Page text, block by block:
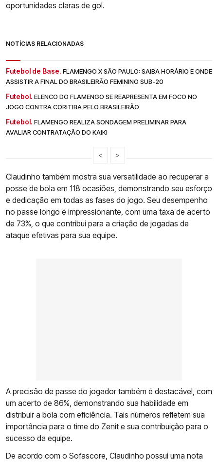
oportunidades claras de gol.
NOTÍCIAS RELACIONADAS
Futebol de Base. FLAMENGO X SÃO PAULO: SAIBA HORÁRIO E ONDE
ASSISTIR A FINAL DO BRASILEIRÃO FEMININO SUB-20
Futebol. ELENCO DO FLAMENGO SE REAPRESENTA EM FOCO NO
JOGO CONTRA CORITIBA PELO BRASILEIRÃO
Futebol. FLAMENGO REALIZA SONDAGEM PRELIMINAR PARA
AVALIAR CONTRATAÇÃO DO KAIKI
< >
Claudinho também mostra sua versatilidade ao recuperar a
posse de bola em 118 ocasiões, demonstrando seu esforço
e dedicação em todas as fases do jogo. Seu desempenho
no passe longo é impressionante, com uma taxa de acerto
de 73%, o que contribui para a criação de jogadas de
ataque efetivas para sua equipe.
A precisão de passe do jogador também é destacável, com
um acerto de 86%, demonstrando sua habilidade em
distribuir a bola com eficiência. Tais números refletem sua
importância para o time do Zenit e sua contribuição para o
sucesso da equipe.
De acordo com o Sofascore, Claudinho possui uma nota